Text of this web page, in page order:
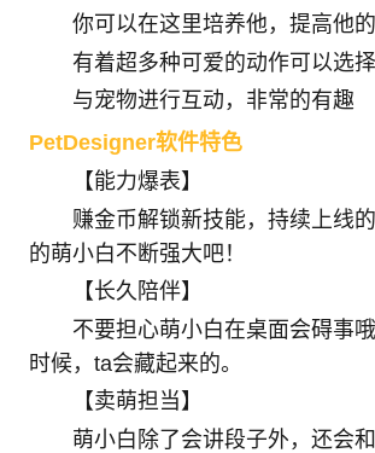
你可以在这里培养他，提高他
有着超多种可爱的动作可以选择
与宠物进行互动，非常的有趣
PetDesigner软件特色
【能力爆表】
赚金币解锁新技能，持续上线
的萌小白不断强大吧！
【长久陪伴】
不要担心萌小白在桌面会碍事
时候，ta会藏起来的。
【卖萌担当】
萌小白除了会讲段子外，还会